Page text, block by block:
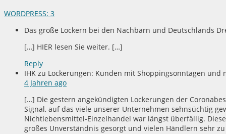
WORDPRESS: 3
Das große Lockern bei den Nachbarn und Deutschlands
[…] HIER lesen Sie weiter. […]
Reply
IHK zu Lockerungen: Kunden mit Shoppingsonntagen
4 Jahren ago
[…] Die gestern angekündigten Lockerungen der
Signal, auf das viele unserer Unternehmen sehnsüchtig
Nichtlebensmittel-Einzelhandel war längst überfällig.
großes Unverständnis gesorgt und vielen Händlern sehr